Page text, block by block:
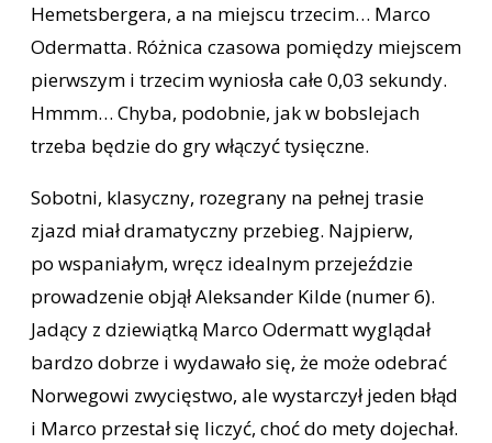
Hemetsbergera, a na miejscu trzecim… Marco
Odermatta. Różnica czasowa pomiędzy miejscem
pierwszym i trzecim wyniosła całe 0,03 sekundy.
Hmmm… Chyba, podobnie, jak w bobslejach
trzeba będzie do gry włączyć tysięczne.
Sobotni, klasyczny, rozegrany na pełnej trasie
zjazd miał dramatyczny przebieg. Najpierw,
po wspaniałym, wręcz idealnym przejeździe
prowadzenie objął Aleksander Kilde (numer 6).
Jadący z dziewiątką Marco Odermatt wyglądał
bardzo dobrze i wydawało się, że może odebrać
Norwegowi zwycięstwo, ale wystarczył jeden błąd
i Marco przestał się liczyć, choć do mety dojechał.